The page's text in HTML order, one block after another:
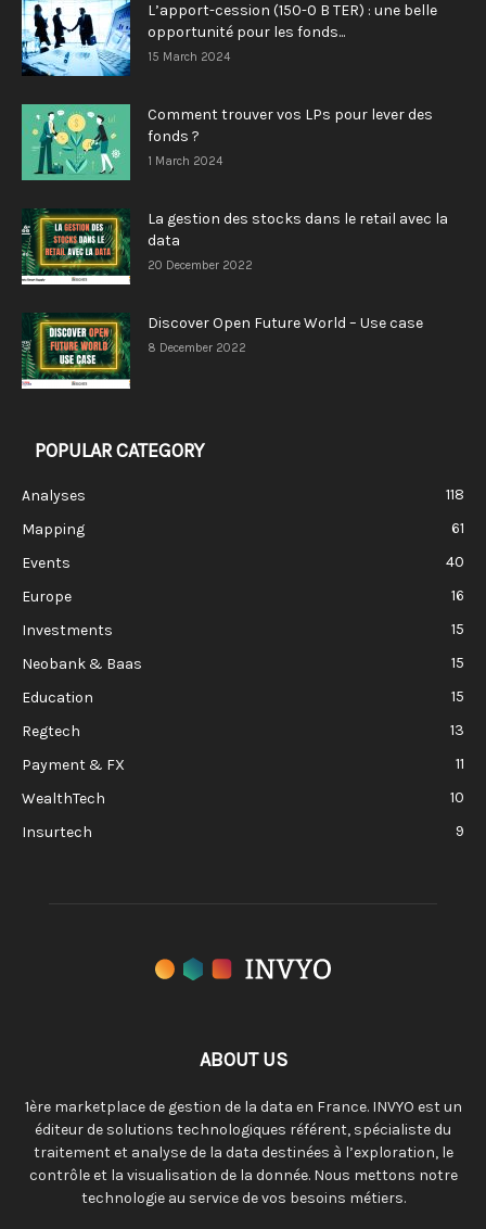
L’apport-cession (150-0 B TER) : une belle
opportunité pour les fonds...
15 March 2024
Comment trouver vos LPs pour lever des
fonds ?
1 March 2024
La gestion des stocks dans le retail avec la
data
20 December 2022
Discover Open Future World – Use case
8 December 2022
POPULAR CATEGORY
Analyses
118
Mapping
61
Events
40
Europe
16
Investments
15
Neobank & Baas
15
Education
15
Regtech
13
Payment & FX
11
WealthTech
10
Insurtech
9
ABOUT US
1ère marketplace de gestion de la data en France. INVYO est un
éditeur de solutions technologiques référent, spécialiste du
traitement et analyse de la data destinées à l’exploration, le
contrôle et la visualisation de la donnée. Nous mettons notre
technologie au service de vos besoins métiers.